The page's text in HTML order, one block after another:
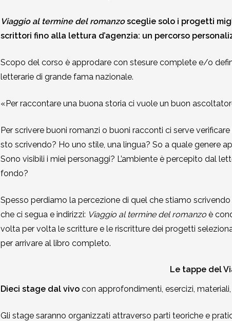
Viaggio al termine del romanzosceglie solo i progetti
scrittori fino alla lettura d’agenzia: un percorso
Scopo del corso è approdare con stesure complete e/o
letterarie di grande fama nazionale.
«Per raccontare una buona storia ci vuole un buon
Per scrivere buoni romanzi o buoni racconti ci serve
sto scrivendo? Ho uno stile, una lingua? So a quale genere
Sono visibili i miei personaggi? L’ambiente è percepito dal
fondo?
Spesso perdiamo la percezione di quel che stiamo
che ci segua e indirizzi: Viaggio al termine del romanzo è
volta per volta le scritture e le riscritture dei progetti
per arrivare al libro completo.
Le tappe del
Dieci stage dal vivo con approfondimenti, esercizi,
Gli stage saranno organizzati attraverso parti teoriche e